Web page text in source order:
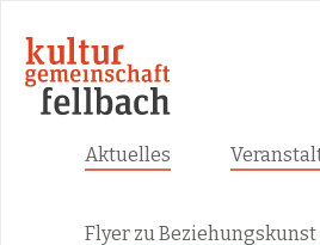
content
Aktuelles
Flyer zu